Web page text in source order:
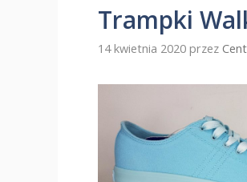
Trampki
14 kwietnia 2020 przez